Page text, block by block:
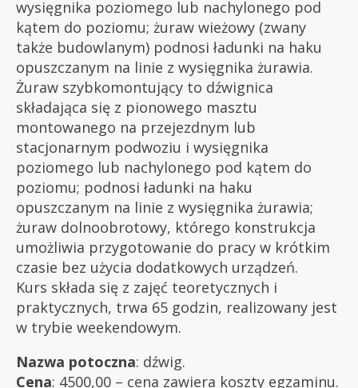
wysięgnika poziomego lub nachylonego pod
kątem do poziomu; żuraw wieżowy (zwany
także budowlanym) podnosi ładunki na haku
opuszczanym na linie z wysięgnika żurawia.
Żuraw szybkomontujący to dźwignica
składająca się z pionowego masztu
montowanego na przejezdnym lub
stacjonarnym podwoziu i wysięgnika
poziomego lub nachylonego pod kątem do
poziomu; podnosi ładunki na haku
opuszczanym na linie z wysięgnika żurawia;
żuraw dolnoobrotowy, którego konstrukcja
umożliwia przygotowanie do pracy w krótkim
czasie bez użycia dodatkowych urządzeń.
Kurs składa się z zajęć teoretycznych i
praktycznych, trwa 65 godzin, realizowany jest
w trybie weekendowym.
Nazwa potoczna: dźwig.
Cena: 4500,00 – cena zawiera koszty egzaminu.